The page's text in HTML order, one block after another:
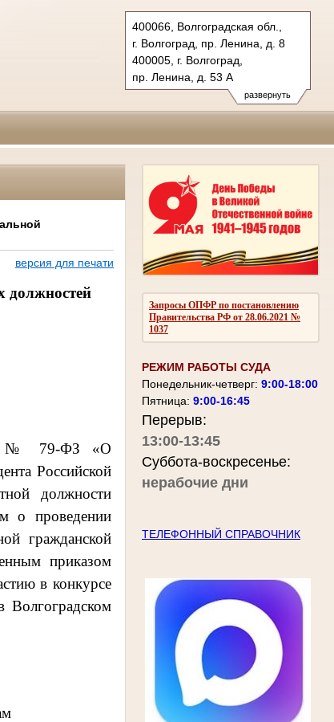
развернуть
400066, Волгоградская обл.,
г. Волгоград, пр. Ленина, д. 8
400005, г. Волгоград,
пр. Ленина, д. 53 А
Тел.: (8442) 38-21-98, 23-87-44
oblsud.vol@sudrf.ru
Запросы ОПФР по постановлению
Правительства РФ от 28.06.2021 №
1037
РЕЖИМ РАБОТЫ СУДА
Понедельник-четверг: 9:00-18:00
Пятница: 9:00-16:45
Перерыв:
13:00-13:45
Суббота-воскресенье:
нерабочие дни
ТЕЛЕФОННЫЙ СПРАВОЧНИК
версия для печати
должностей
№ 79-ФЗ
«О
Российской
должности
о проведении
гражданской
приказом
в конкурсе
Волгоградском